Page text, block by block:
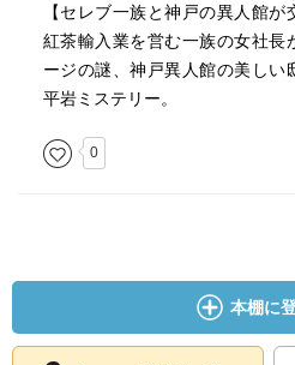
殺人事件の真相よりは、狐っ葉
の謎）についての答え合わせの
それで締めているので、殺人事
まった感はあった。
だ……（殺された理由がまた可
【セレブ一族と神戸の異人館が
紅茶輸入業を営む一族の女社長
ージの謎、神戸異人館の美しい
平岩ミステリー。
0
本棚に